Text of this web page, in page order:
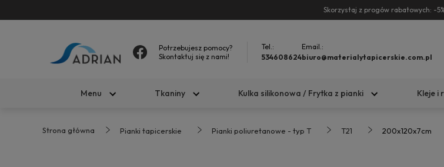
Skorzystaj z progów rabatowych: -
Potrzebujesz pomocy?
Skontaktuj się z nami!
Tel.:
534608624
Email.:
biuro@materialytapicerskie.com.pl
Menu Tkaniny Kulka silikonowa / Frytka z pianki Kleje i
Strona główna Pianki tapicerskie Pianki poliuretanowe - typ T T21 200x120x7cm